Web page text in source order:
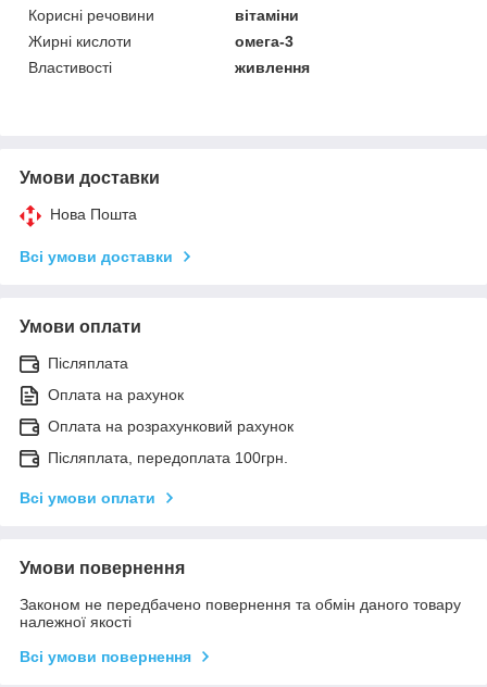
Корисні речовини
вітаміни
Жирні кислоти
омега-3
Властивості
живлення
Умови доставки
Нова Пошта
Всі умови доставки
Умови оплати
Післяплата
Оплата на рахунок
Оплата на розрахунковий рахунок
Післяплата, передоплата 100грн.
Всі умови оплати
Умови повернення
Законом не передбачено повернення та обмін даного товару
належної якості
Всі умови повернення